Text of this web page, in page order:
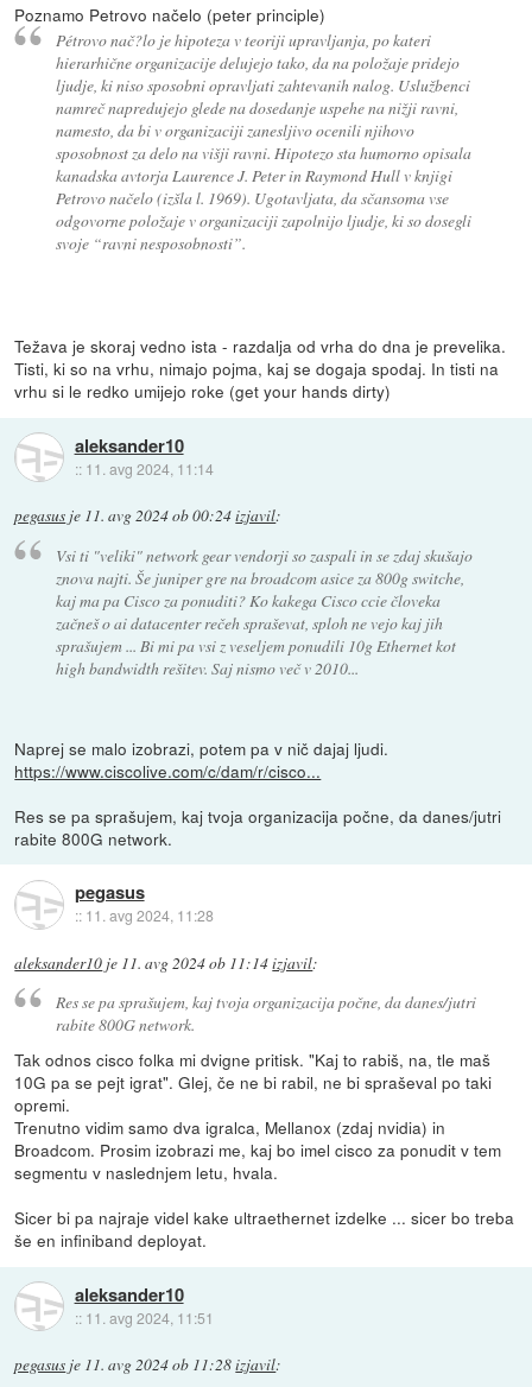
Poznamo Petrovo načelo (peter principle)
Pétrovo nač?lo je hipoteza v teoriji upravljanja, po kateri
hierarhične organizacije delujejo tako, da na položaje pridejo
ljudje, ki niso sposobni opravljati zahtevanih nalog. Uslužbenci
namreč napredujejo glede na dosedanje uspehe na nižji ravni,
namesto, da bi v organizaciji zanesljivo ocenili njihovo
sposobnost za delo na višji ravni. Hipotezo sta humorno opisala
kanadska avtorja Laurence J. Peter in Raymond Hull v knjigi
Petrovo načelo (izšla l. 1969). Ugotavljata, da sčansoma vse
odgovorne položaje v organizaciji zapolnijo ljudje, ki so dosegli
svoje “ravni nesposobnosti”.
Težava je skoraj vedno ista - razdalja od vrha do dna je prevelika.
Tisti, ki so na vrhu, nimajo pojma, kaj se dogaja spodaj. In tisti na
vrhu si le redko umijejo roke (get your hands dirty)
aleksander10
:: 11. avg 2024, 11:14
pegasus je 11. avg 2024 ob 00:24izjavil:
Vsi ti "veliki" network gear vendorji so zaspali in se zdaj skušajo
znova najti. Še juniper gre na broadcom asice za 800g switche,
kaj ma pa Cisco za ponuditi? Ko kakega Cisco ccie človeka
začneš o ai datacenter rečeh spraševat, sploh ne vejo kaj jih
sprašujem ... Bi mi pa vsi z veseljem ponudili 10g Ethernet kot
high bandwidth rešitev. Saj nismo več v 2010...
Naprej se malo izobrazi, potem pa v nič dajaj ljudi.
https://www.ciscolive.com/c/dam/r/cisco...
Res se pa sprašujem, kaj tvoja organizacija počne, da danes/jutri
rabite 800G network.
pegasus
:: 11. avg 2024, 11:28
aleksander10 je 11. avg 2024 ob 11:14izjavil:
Res se pa sprašujem, kaj tvoja organizacija počne, da danes/jutri
rabite 800G network.
Tak odnos cisco folka mi dvigne pritisk. "Kaj to rabiš, na, tle maš
10G pa se pejt igrat". Glej, če ne bi rabil, ne bi spraševal po taki
opremi.
Trenutno vidim samo dva igralca, Mellanox (zdaj nvidia) in
Broadcom. Prosim izobrazi me, kaj bo imel cisco za ponudit v tem
segmentu v naslednjem letu, hvala.
Sicer bi pa najraje videl kake ultraethernet izdelke ... sicer bo treba
še en infiniband deployat.
aleksander10
:: 11. avg 2024, 11:51
pegasus je 11. avg 2024 ob 11:28izjavil: